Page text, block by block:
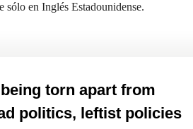
sólo en Inglés Estadounidense.
torn apart from
politics, leftist policies